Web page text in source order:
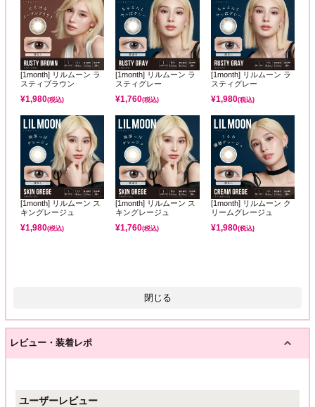
[1month] リルムーン ラ
スティブラウン
¥1,980(税込)
[1month] リルムーン ラ
スティグレー
¥1,760(税込)
[1month] リルムーン ラ
スティグレー
¥1,980(税込)
[1month] リルムーン ス
キングレージュ
¥1,980(税込)
[1month] リルムーン ス
キングレージュ
¥1,760(税込)
[1month] リルムーン ク
リームグレージュ
¥1,980(税込)
閉じる
レビュー・装着レポ
ユーザーレビュー